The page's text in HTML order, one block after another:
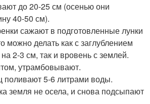
до 20-25 см (осенью они
40-50 см).
сажают в подготовленные лунки
можно делать как с заглублением
2-3 см, так и вровень с землей.
утрамбовывают.
5-6 литрами воды.
земля не осела, и снова подсыпают